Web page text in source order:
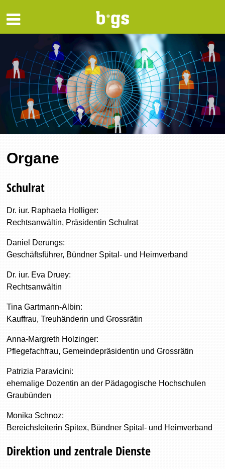
Organe
Schulrat
Dr. iur. Raphaela Holliger:
Rechtsanwältin, Präsidentin Schulrat
Daniel Derungs:
Geschäftsführer, Bündner Spital- und Heimverband
Dr. iur. Eva Druey:
Rechtsanwältin
Tina Gartmann-Albin:
Kauffrau, Treuhänderin und Grossrätin
Anna-Margreth Holzinger:
Pflegefachfrau, Gemeindepräsidentin und Grossrätin
Patrizia Paravicini:
ehemalige Dozentin an der Pädagogische Hochschulen
Graubünden
Monika Schnoz:
Bereichsleiterin Spitex, Bündner Spital- und Heimverband
Direktion und zentrale Dienste